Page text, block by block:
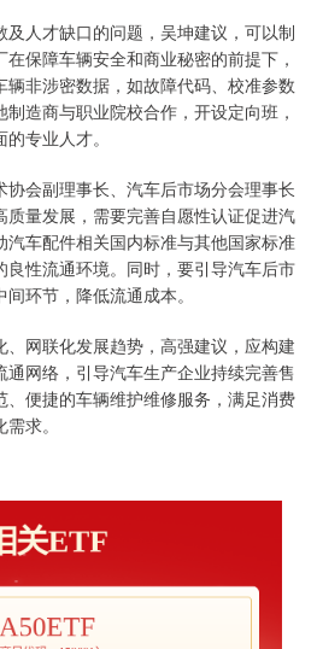
人才缺口的问题，吴坤建议，可以制
保障车辆安全和商业秘密的前提下，
非涉密数据，如故障代码、校准参数
造商与职业院校合作，开设定向班，
专业人才。
会副理事长、汽车后市场分会理事长
量发展，需要完善自愿性认证促进汽
车配件相关国内标准与其他国家标准
性流通环境。同时，要引导汽车后市
环节，降低流通成本。
网联化发展趋势，高强建议，应构建
网络，引导汽车生产企业持续完善售
、便捷的车辆维护维修服务，满足消费
求。